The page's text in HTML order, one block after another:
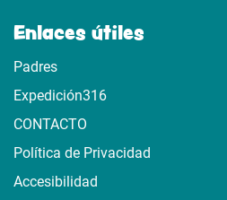
Enlaces útiles
Padres
Expedición316
CONTACTO
Política de Privacidad
Accesibilidad